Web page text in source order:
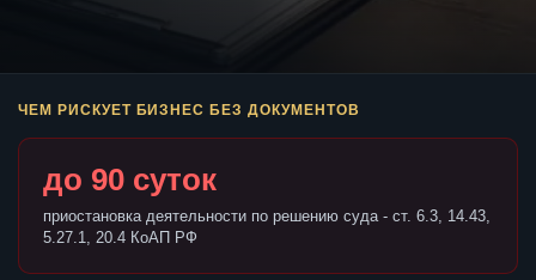
ЧЕМ РИСКУЕТ БИЗНЕС БЕЗ ДОКУМЕНТОВ
до 90 суток
приостановка деятельности по решению суда - ст. 6.3, 14.43,
5.27.1, 20.4 КоАП РФ